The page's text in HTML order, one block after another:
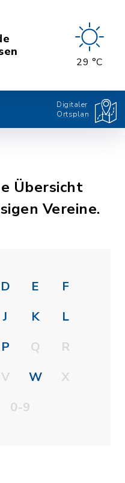
29 °C
Digitaler
Ortsplan
Übersicht
Vereine.
D E
F
J K
L
P Q
R
V W
X
0-9